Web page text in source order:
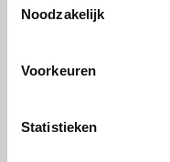
Noodzakelijk
Voorkeuren
Statistieken
Afschermplaten en
en langdurige belasting
Lage